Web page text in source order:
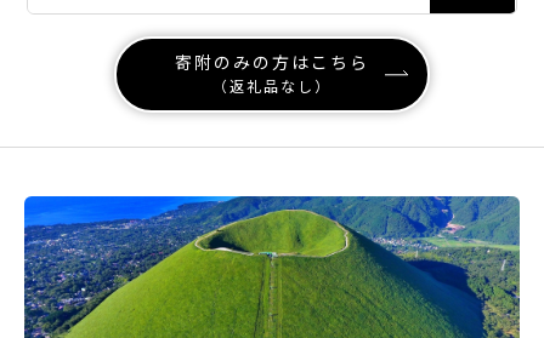
寄附のみの方はこちら
（返礼品なし）